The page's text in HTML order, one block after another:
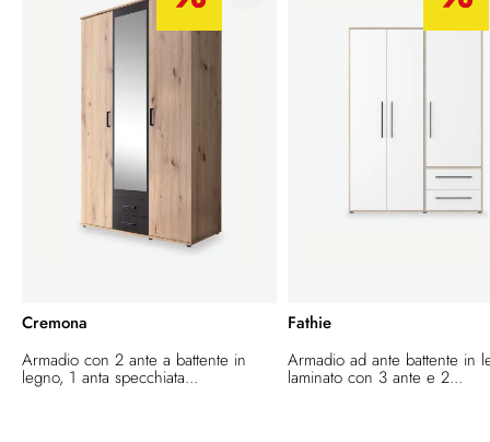
Cremona
Armadio con 2 ante a battente in
legno, 1 anta specchiata...
Fathie
Armadio ad ante battente in
laminato con 3 ante e 2...